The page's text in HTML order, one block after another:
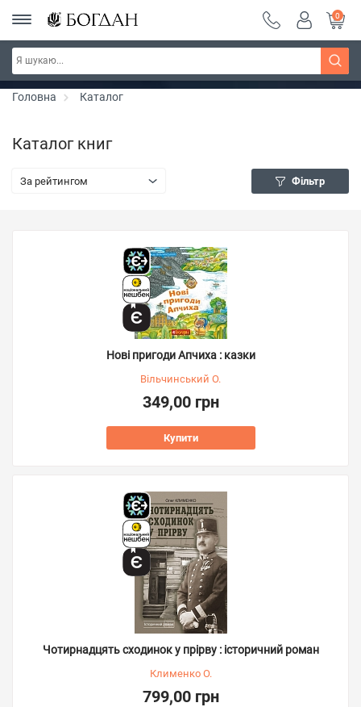
РОЗПРОДАЖ ~ 150 грн ~ 200 грн ~ 250 грн ~
300 грн ~ РОЗПРОДАЖ
Дізнатись більше
0
Головна Каталог
Каталог книг
За рейтингом Фільтр
Нові пригоди Апчиха : казки
Вільчинський О.
349,00 грн
Купити
Чотирнадцять сходинок у прірву : історичний роман
Клименко О.
799,00 грн